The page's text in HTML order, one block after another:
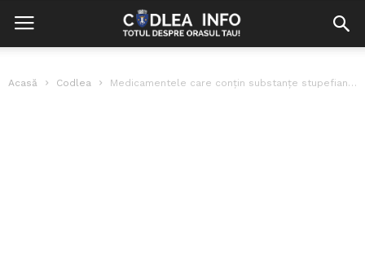
Acasă Codlea Medicamentele care conţin substanţe stupefiante şi psihotrope, supuse unui control strict